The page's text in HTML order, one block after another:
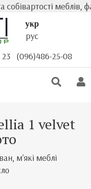
меблів,
укр
рус
(096)486-25-08
1 velvet
м'які меблі